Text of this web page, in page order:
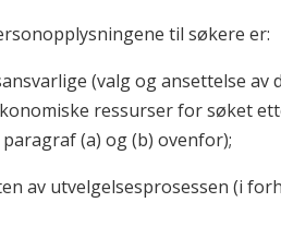
til søkere er:
(valg og ansettelse av
ressurser for søket
(a) og (b) ovenfor);
av utvelgelsesprosessen (i